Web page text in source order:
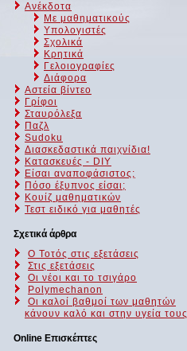
Ανέκδοτα
Με μαθηματικούς
Υπολογιστές
Σχολικά
Κρητικά
Γελοιογραφίες
Διάφορα
Αστεία βίντεο
Γρίφοι
Σταυρόλεξα
Παζλ
Sudoku
Διασκεδαστικά παιχνίδια!
Κατασκευές - DIY
Είσαι αναποφάσιστος;
Πόσο έξυπνος είσαι;
Kουίζ μαθηματικών
Τεστ ειδικό για μαθητές
Σχετικά άρθρα
Ο Τοτός στις εξετάσεις
Στις εξετάσεις
Οι νέοι και το τσιγάρο
Polymechanon
Οι καλοί βαθμοί των μαθητών
κάνουν καλό και στην υγεία τους
Online Επισκέπτες